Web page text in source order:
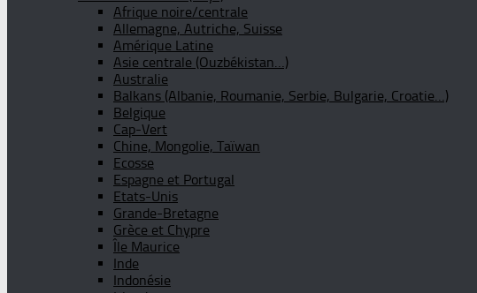
Afrique noire/centrale
Allemagne, Autriche, Suisse
Amérique Latine
Asie centrale (Ouzbékistan…)
Australie
Balkans (Albanie, Roumanie, Serbie, Bulgarie, Croatie…)
Belgique
Cap-Vert
Chine, Mongolie, Taïwan
Ecosse
Espagne et Portugal
Etats-Unis
Grande-Bretagne
Grèce et Chypre
Île Maurice
Inde
Indonésie